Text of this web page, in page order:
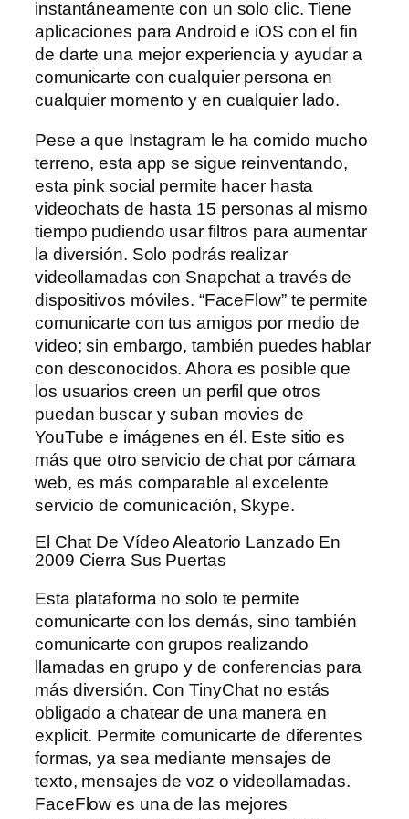
instantáneamente con un solo clic. Tiene
aplicaciones para Android e iOS con el fin
de darte una mejor experiencia y ayudar a
comunicarte con cualquier persona en
cualquier momento y en cualquier lado.
Pese a que Instagram le ha comido mucho
terreno, esta app se sigue reinventando,
esta pink social permite hacer hasta
videochats de hasta 15 personas al mismo
tiempo pudiendo usar filtros para aumentar
la diversión. Solo podrás realizar
videollamadas con Snapchat a través de
dispositivos móviles. “FaceFlow” te permite
comunicarte con tus amigos por medio de
video; sin embargo, también puedes hablar
con desconocidos. Ahora es posible que
los usuarios creen un perfil que otros
puedan buscar y suban movies de
YouTube e imágenes en él. Este sitio es
más que otro servicio de chat por cámara
web, es más comparable al excelente
servicio de comunicación, Skype.
El Chat De Vídeo Aleatorio Lanzado En
2009 Cierra Sus Puertas
Esta plataforma no solo te permite
comunicarte con los demás, sino también
comunicarte con grupos realizando
llamadas en grupo y de conferencias para
más diversión. Con TinyChat no estás
obligado a chatear de una manera en
explicit. Permite comunicarte de diferentes
formas, ya sea mediante mensajes de
texto, mensajes de voz o videollamadas.
FaceFlow es una de las mejores